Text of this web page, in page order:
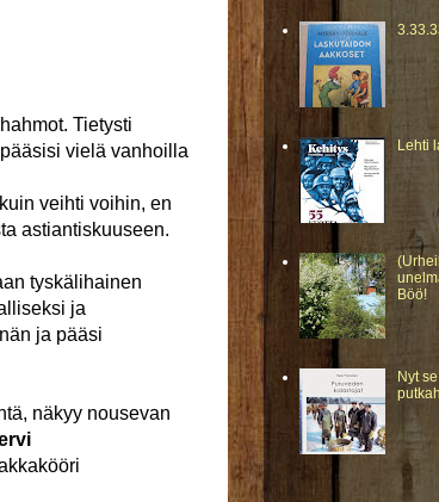
Tietysti
vielä vanhoilla
veihti voihin, en
astiantiskuuseen.
tyskälihainen
ja
ja pääsi
näkyy nousevan
Lehti
Böö!
Nyt